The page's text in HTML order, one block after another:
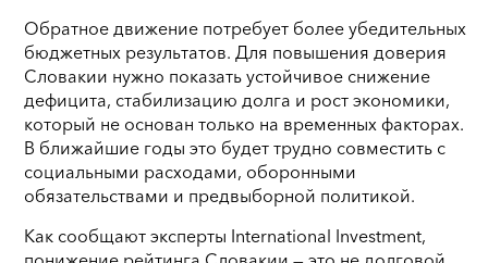
Обратное движение потребует более убедительных
бюджетных результатов. Для повышения доверия
Словакии нужно показать устойчивое снижение
дефицита, стабилизацию долга и рост экономики,
который не основан только на временных факторах.
В ближайшие годы это будет трудно совместить с
социальными расходами, оборонными
обязательствами и предвыборной политикой.
Как сообщают эксперты International Investment,